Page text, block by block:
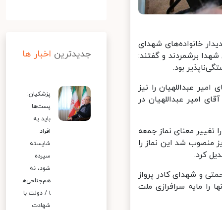
خانواده‌های شهدای
برشمردند و گفتند:
بود.
عبداللهیان را نیز
امیر عبداللهیان در
معنای نماز جمعه
شد این نماز را
کرد.
و شهدای کادر پرواز
مایه سرافرازی ملت
جدیدترین اخبار ها
پزشکیان:
پست‌ها
باید به
افراد
شایسته
سپرده
شود، نه
هم‌جناحی‌ه
ا / دولت با
شهادت